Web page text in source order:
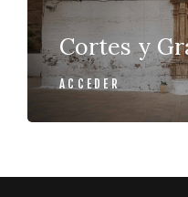
Cortes y
ACCEDER